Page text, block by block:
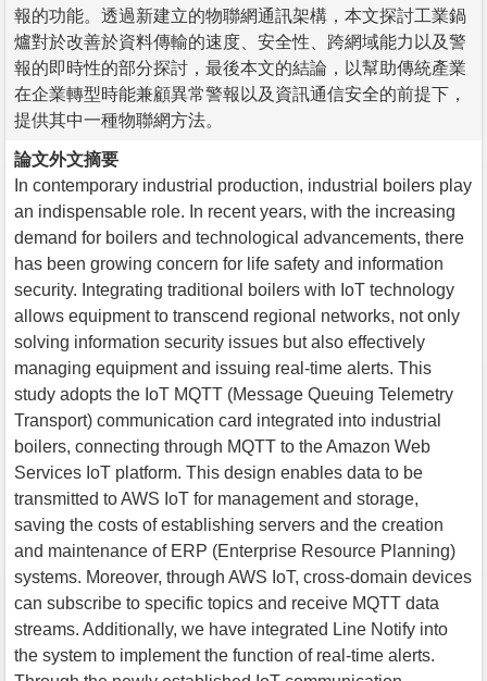
報的功能。透過新建立的物聯網通訊架構，本文探討工業鍋
爐對於改善於資料傳輸的速度、安全性、跨網域能力以及警
報的即時性的部分探討，最後本文的結論，以幫助傳統產業
在企業轉型時能兼顧異常警報以及資訊通信安全的前提下，
提供其中一種物聯網方法。
論文外文摘要
In contemporary industrial production, industrial boilers play
an indispensable role. In recent years, with the increasing
demand for boilers and technological advancements, there
has been growing concern for life safety and information
security. Integrating traditional boilers with IoT technology
allows equipment to transcend regional networks, not only
solving information security issues but also effectively
managing equipment and issuing real-time alerts. This
study adopts the IoT MQTT (Message Queuing Telemetry
Transport) communication card integrated into industrial
boilers, connecting through MQTT to the Amazon Web
Services IoT platform. This design enables data to be
transmitted to AWS IoT for management and storage,
saving the costs of establishing servers and the creation
and maintenance of ERP (Enterprise Resource Planning)
systems. Moreover, through AWS IoT, cross-domain devices
can subscribe to specific topics and receive MQTT data
streams. Additionally, we have integrated Line Notify into
the system to implement the function of real-time alerts.